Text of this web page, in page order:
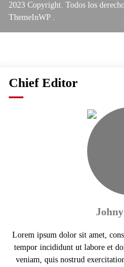
2023 Copyright. Todos los
ThemeInWP .
Chief Editor
Lorem ipsum dolor sit amet,
tempor incididunt ut labore et
veniam, quis nostrud